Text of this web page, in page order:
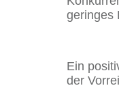
geringes
Ein
der